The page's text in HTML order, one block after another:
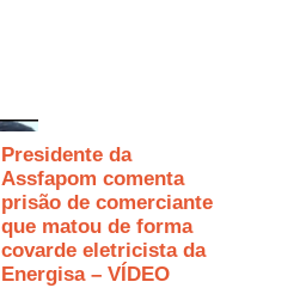
Presidente da
Assfapom comenta
prisão de comerciante
que matou de forma
covarde eletricista da
Energisa – VÍDEO